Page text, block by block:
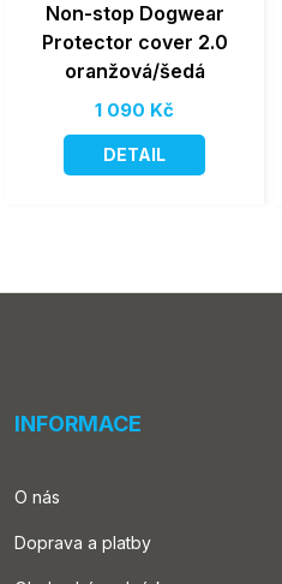
Non-stop Dogwear
Protector cover 2.0
oranžová/šedá
1 090 Kč
DETAIL
INFORMACE
O nás
Doprava a platby